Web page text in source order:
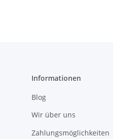
Informationen
Blog
Wir über uns
Zahlungsmöglichkeiten